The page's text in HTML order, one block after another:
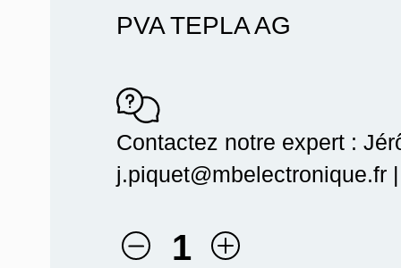
PVA TEPLA AG
Contactez notre expert :
j.piquet@mbelectronique.fr
1